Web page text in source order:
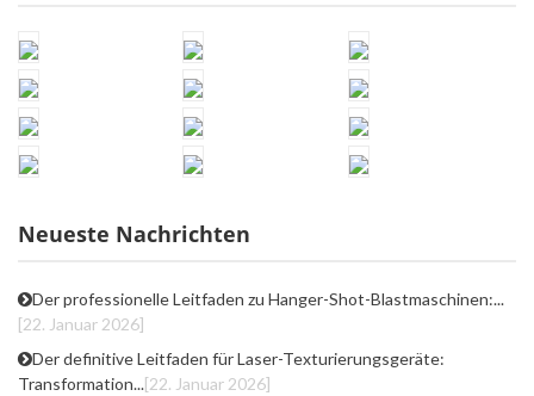
Neueste Nachrichten
Der professionelle Leitfaden zu Hanger-Shot-Blastmaschinen:...
[22. Januar 2026]
Der definitive Leitfaden für Laser-Texturierungsgeräte:
Transformation...[22. Januar 2026]